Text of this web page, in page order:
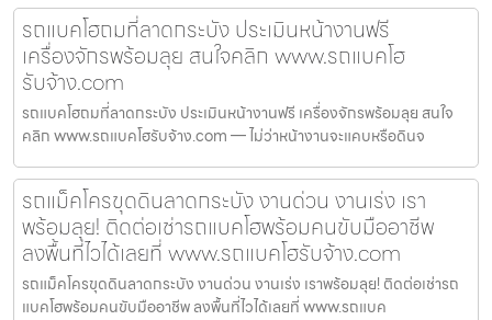
รถแบคโฮถมที่ลาดกระบัง ประเมินหน้างานฟรี
เครื่องจักรพร้อมลุย สนใจคลิก www.รถแบคโฮ
รับจ้าง.com
รถแบคโฮถมที่ลาดกระบัง ประเมินหน้างานฟรี เครื่องจักรพร้อมลุย สนใจ
คลิก www.รถแบคโฮรับจ้าง.com — ไม่ว่าหน้างานจะแคบหรือดินจ
รถแม็คโครขุดดินลาดกระบัง งานด่วน งานเร่ง เรา
พร้อมลุย! ติดต่อเช่ารถแบคโฮพร้อมคนขับมืออาชีพ
ลงพื้นที่ไวได้เลยที่ www.รถแบคโฮรับจ้าง.com
รถแม็คโครขุดดินลาดกระบัง งานด่วน งานเร่ง เราพร้อมลุย! ติดต่อเช่ารถ
แบคโฮพร้อมคนขับมืออาชีพ ลงพื้นที่ไวได้เลยที่ www.รถแบค